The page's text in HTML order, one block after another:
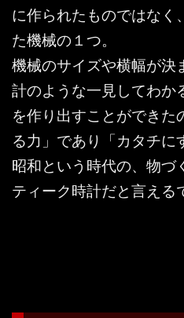
に作られたものではなく
た機械の１つ。
機械のサイズや横幅が決
計のような一見してわか
を作り出すことができた
る力」であり「カタチに
昭和という時代の、物づ
ティーク時計だと言える